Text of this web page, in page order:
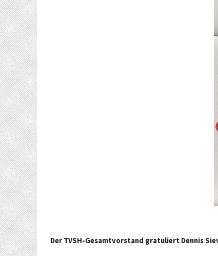
Der TVSH-Gesamtvorstand gratuliert Dennis